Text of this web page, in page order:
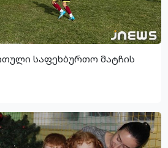
საფეხბურთო მატჩის